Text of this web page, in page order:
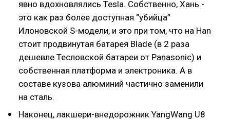
явно вдохновлялись Tesla. Собственно, Хань -
это как раз более доступная “убийца”
Илоновской S-модели, и это при том, что на Han
стоит продвинутая батарея Blade (в 2 раза
дешевле Тесловской батареи от Panasonic) и
собственная платформа и электроника. А в
составе кузова алюминий частично заменили
на сталь.
Наконец, лакшери-внедорожник YangWang U8